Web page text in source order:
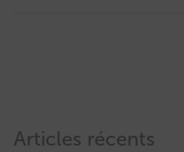
Articles récents